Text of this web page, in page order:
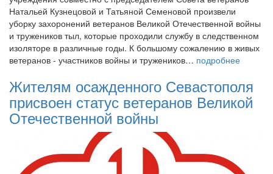
Натальей Кузнецовой и Татьяной Семеновой произвели
уборку захоронений ветеранов Великой Отечественной войны
и тружеников тыл, которые проходили службу в следственном
изоляторе в различные годы. К большому сожалению в живых
ветеранов - участников войны и тружеников… подробнее
Жителям осажденного Севастополя
присвоен статус ветеранов Великой
Отечественной войны